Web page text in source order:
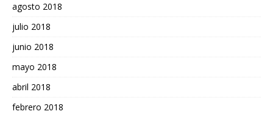
agosto 2018
julio 2018
junio 2018
mayo 2018
abril 2018
febrero 2018